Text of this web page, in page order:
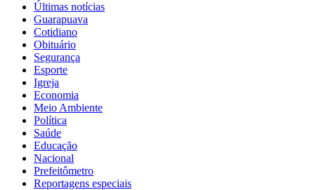
Últimas notícias
Guarapuava
Cotidiano
Obituário
Segurança
Esporte
Igreja
Economia
Meio Ambiente
Política
Saúde
Educação
Nacional
Prefeitômetro
Reportagens especiais